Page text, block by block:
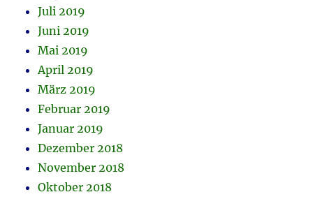
Juli 2019
Juni 2019
Mai 2019
April 2019
März 2019
Februar 2019
Januar 2019
Dezember 2018
November 2018
Oktober 2018